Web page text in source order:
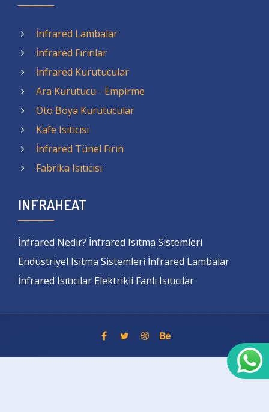
İnfrared Lambalar
İnfrared Fırınlar
İnfrared Kurutucular
Ara Kurutucu - Empirme
Oto Boya Kurutucular
Kafe Isıtıcısı
İnfrared Tünel Fırın
Fabrika Isıtıcısı
INFRAHEAT
İnfrared Nedir? İnfrared Isıtma Sistemleri
Endüstriyel Isıtma Sistemleri İnfrared Lambalar
İnfrared Isıtıcılar Elektrikli Fanlı Isıtıcılar